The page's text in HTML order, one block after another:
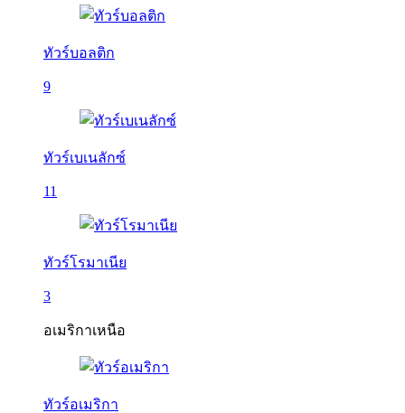
ทัวร์บอลติก
9
ทัวร์เบเนลักซ์
11
ทัวร์โรมาเนีย
3
อเมริกาเหนือ
ทัวร์อเมริกา